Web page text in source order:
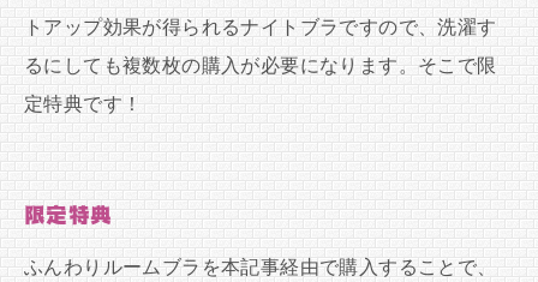
トアップ効果が得られるナイトブラですので、洗濯す
るにしても複数枚の購入が必要になります。そこで限
定特典です！
限定特典
ふんわりルームブラを本記事経由で購入することで、